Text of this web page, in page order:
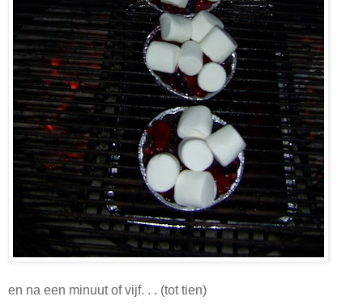
en na een minuut of vijf. . . (tot tien)